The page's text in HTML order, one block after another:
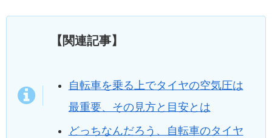
【関連記事】
自転車を乗る上でタイヤの空気圧は
最重要、その見方と目安とは
どっちなんだろう、自転車のタイヤ